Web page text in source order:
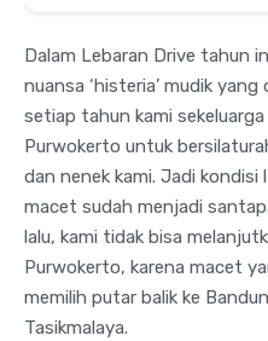
Dalam Lebaran Drive tahun
nuansa ‘histeria’ mudik
setiap tahun kami
Purwokerto untuk
dan nenek kami. Jadi
macet sudah menjadi
lalu, kami tidak bisa
Purwokerto, karena macet
memilih putar balik ke
Tasikmalaya.